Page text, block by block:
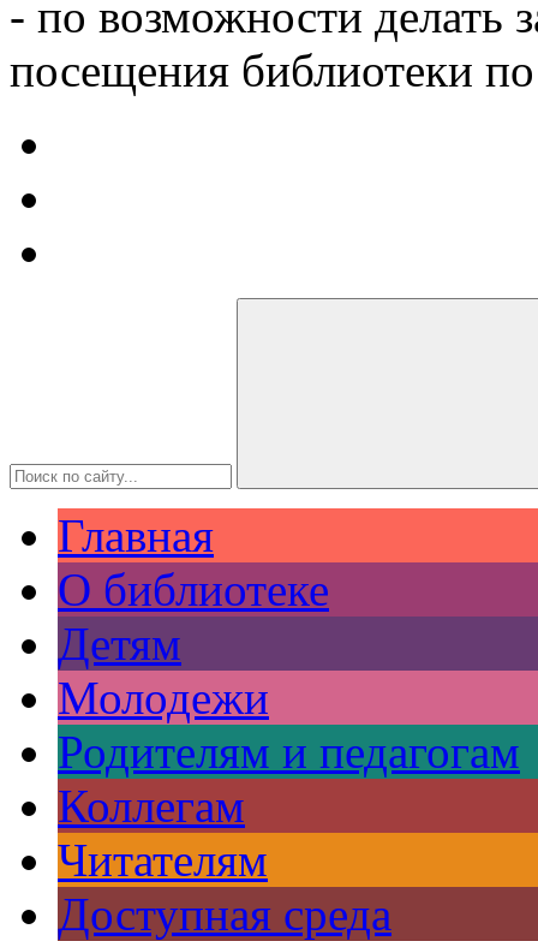
- по возможности делать
посещения библиотеки
Главная
О библиотеке
Детям
Молодежи
Родителям и педагогам
Коллегам
Читателям
Доступная среда